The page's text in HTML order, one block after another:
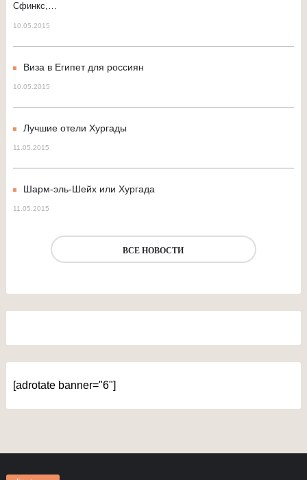
Сфинкс,…
10.05.2015
Виза в Египет для россиян
10.05.2015
Лучшие отели Хургады
11.05.2015
Шарм-эль-Шейх или Хургада
11.05.2015
ВСЕ НОВОСТИ
[adrotate banner="6"]